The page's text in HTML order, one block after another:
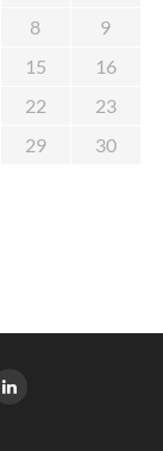
8
9
15
16
22
23
29
30